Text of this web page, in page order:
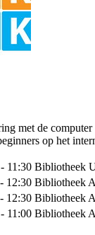
met de
op het
11:30 Bibliotheek
12:30 Bibliotheek
12:30 Bibliotheek
11:00 Bibliotheek